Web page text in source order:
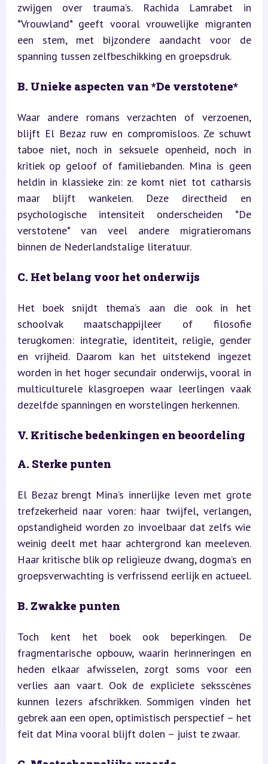
zwijgen over trauma’s. Rachida Lamrabet in
*Vrouwland* geeft vooral vrouwelijke migranten
een stem, met bijzondere aandacht voor de
spanning tussen zelfbeschikking en groepsdruk.
B. Unieke aspecten van *De verstotene*
Waar andere romans verzachten of verzoenen,
blijft El Bezaz ruw en compromisloos. Ze schuwt
taboe niet, noch in seksuele openheid, noch in
kritiek op geloof of familiebanden. Mina is geen
heldin in klassieke zin: ze komt niet tot catharsis
maar blijft wankelen. Deze directheid en
psychologische intensiteit onderscheiden *De
verstotene* van veel andere migratieromans
binnen de Nederlandstalige literatuur.
C. Het belang voor het onderwijs
Het boek snijdt thema’s aan die ook in het
schoolvak maatschappijleer of filosofie
terugkomen: integratie, identiteit, religie, gender
en vrijheid. Daarom kan het uitstekend ingezet
worden in het hoger secundair onderwijs, vooral in
multiculturele klasgroepen waar leerlingen vaak
dezelfde spanningen en worstelingen herkennen.
V. Kritische bedenkingen en beoordeling
A. Sterke punten
El Bezaz brengt Mina’s innerlijke leven met grote
trefzekerheid naar voren: haar twijfel, verlangen,
opstandigheid worden zo invoelbaar dat zelfs wie
weinig deelt met haar achtergrond kan meeleven.
Haar kritische blik op religieuze dwang, dogma’s en
groepsverwachting is verfrissend eerlijk en actueel.
B. Zwakke punten
Toch kent het boek ook beperkingen. De
fragmentarische opbouw, waarin herinneringen en
heden elkaar afwisselen, zorgt soms voor een
verlies aan vaart. Ook de expliciete seksscènes
kunnen lezers afschrikken. Sommigen vinden het
gebrek aan een open, optimistisch perspectief – het
feit dat Mina vooral blijft dolen – juist te zwaar.